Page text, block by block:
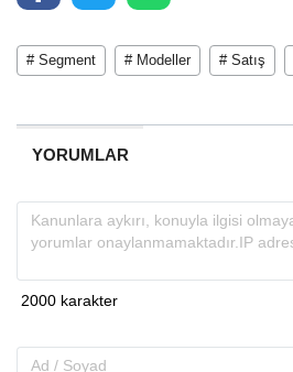
# Segment # Modeller # Satış
YORUMLAR